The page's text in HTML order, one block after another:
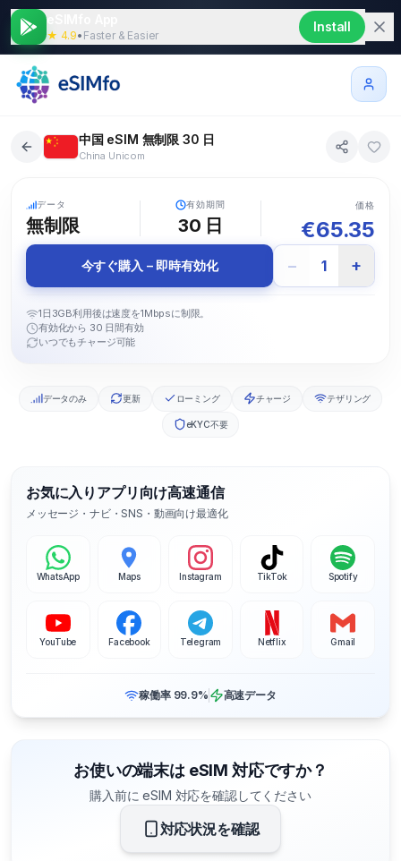
★ 4.9• Faster & Easier
Install
中国 eSIM 無制限 30 日
China Unicom
データ
無制限
有効期間
30 日
価格
€65.35
今すぐ購入 – 即時有効化 − 1 +
1日3GB利用後は速度を1Mbpsに制限。
有効化から 30 日間有効
いつでもチャージ可能
データのみ 更新 ローミング チャージ テザリング
eKYC不要
お気に入りアプリ向け高速通信
メッセージ・ナビ・SNS・動画向け最適化
WhatsApp Maps Instagram TikTok Spotify
YouTube Facebook Telegram Netflix Gmail
稼働率 99.9% 高速データ
お使いの端末は eSIM 対応ですか？
購入前に eSIM 対応を確認してください
対応状況を確認